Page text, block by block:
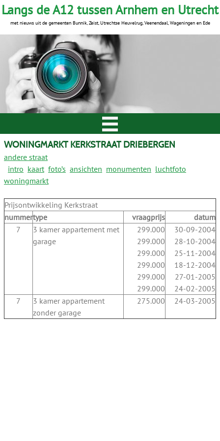
WONINGMARKT KERKSTRAAT DRIEBERGEN
andere straat
intro kaart foto’s ansichten monumenten luchtfoto
woningmarkt
Prijsontwikkeling Kerkstraat
nummertype vraagprijs
datum
7
3 kamer appartement met
garage
299.000
299.000
299.000
299.000
299.000
299.000
30-09-2004
28-10-2004
25-11-2004
18-12-2004
27-01-2005
24-02-2005
7
3 kamer appartement
zonder garage
275.000 24-03-2005
Langs de A12 tussen Arnhem en Utrecht
met nieuws uit de gemeenten Bunnik, Zeist, Utrechtse Heuvelrug, Veenendaal, Wageningen en Ede